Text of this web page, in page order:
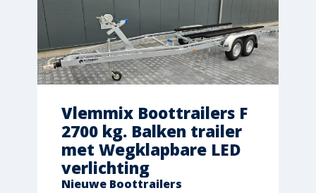
Vlemmix Boottrailers F
2700 kg. Balken trailer
met Wegklapbare LED
verlichting
Nieuwe Boottrailers